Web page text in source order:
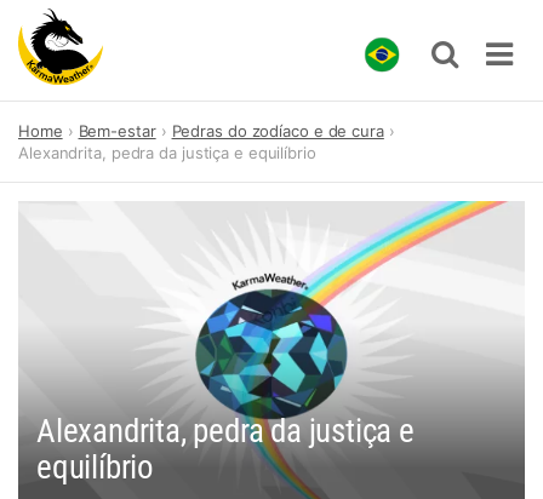
content
Home Bem-estar
Pedras do zodíaco e de cura
Alexandrita, pedra da justiça e equilíbrio
Alexandrita, pedra da justiça e
equilíbrio